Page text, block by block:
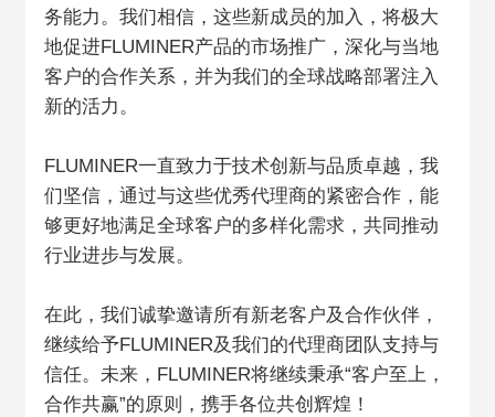
务能力。我们相信，这些新成员的加入，将极大
地促进FLUMINER产品的市场推广，深化与当地
客户的合作关系，并为我们的全球战略部署注入
新的活力。
FLUMINER一直致力于技术创新与品质卓越，我
们坚信，通过与这些优秀代理商的紧密合作，能
够更好地满足全球客户的多样化需求，共同推动
行业进步与发展。
在此，我们诚挚邀请所有新老客户及合作伙伴，
继续给予FLUMINER及我们的代理商团队支持与
信任。未来，FLUMINER将继续秉承“客户至上，
合作共赢”的原则，携手各位共创辉煌！